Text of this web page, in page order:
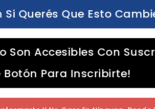
Si Querés Que Esto
Son Accesibles Con
Botón Para Inscribirte!